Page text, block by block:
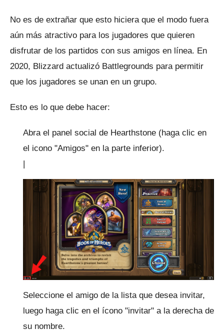
No es de extrañar que esto hiciera que el modo fuera
aún más atractivo para los jugadores que quieren
disfrutar de los partidos con sus amigos en línea. En
2020, Blizzard actualizó Battlegrounds para permitir
que los jugadores se unan en un grupo.
Esto es lo que debe hacer:
Abra el panel social de Hearthstone (haga clic en
el icono "Amigos" en la parte inferior).
Seleccione el amigo de la lista que desea invitar,
luego haga clic en el ícono "invitar" a la derecha de
su nombre.